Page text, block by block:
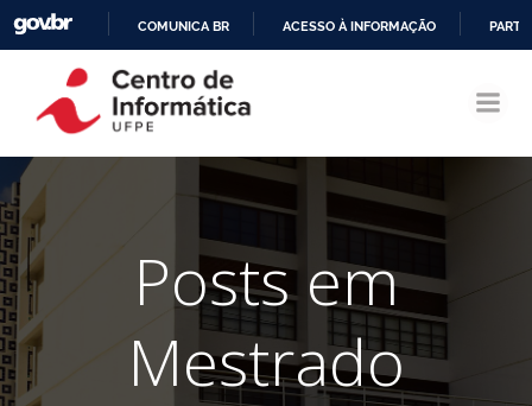
CONTEÚDO
COMUNICA BR ACESSO À INFORMAÇÃO
Posts em
Mestrado